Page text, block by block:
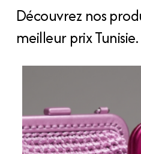
Découvrez nos
meilleur prix Tunisie.